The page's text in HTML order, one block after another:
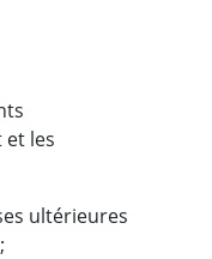
et les
ultérieures